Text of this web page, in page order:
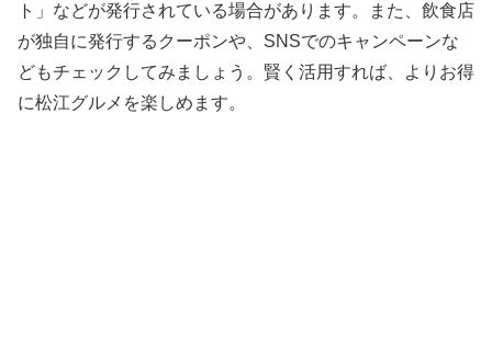
ト」などが発行されている場合があります。また、飲食店
が独自に発行するクーポンや、SNSでのキャンペーンな
どもチェックしてみましょう。賢く活用すれば、よりお得
に松江グルメを楽しめます。